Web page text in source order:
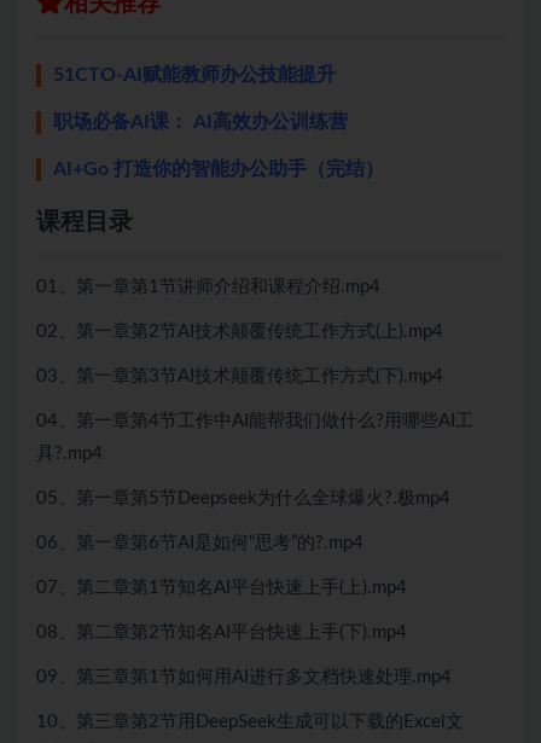
51CTO-AI赋能教师办公技能提升
职场必备AI课： AI高效办公训练营
AI+Go 打造你的智能办公助手（完结）
课程目录
01、第一章第1节讲师介绍和课程介绍.mp4
02、第一章第2节AI技术颠覆传统工作方式(上).mp4
03、第一章第3节AI技术颠覆传统工作方式(下).mp4
04、第一章第4节工作中AI能帮我们做什么?用哪些AI工
具?.mp4
05、第一章第5节Deepseek为什么全球爆火?.极mp4
06、第一章第6节AI是如何“思考”的?.mp4
07、第二章第1节知名AI平台快速上手(上).mp4
08、第二章第2节知名AI平台快速上手(下).mp4
09、第三章第1节如何用AI进行多文档快速处理.mp4
10、第三章第2节用DeepSeek生成可以下载的Excel文